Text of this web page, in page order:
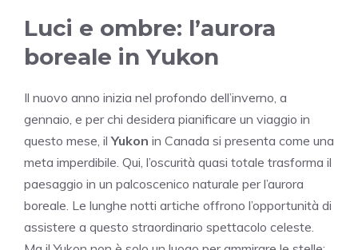
Luci e ombre: l’aurora
boreale in Yukon
Il nuovo anno inizia nel profondo dell’inverno, a
gennaio, e per chi desidera pianificare un viaggio in
questo mese, ilYukon in Canada si presenta come una
meta imperdibile. Qui, l’oscurità quasi totale trasforma il
paesaggio in un palcoscenico naturale per l’aurora
boreale. Le lunghe notti artiche offrono l’opportunità di
assistere a questo straordinario spettacolo celeste.